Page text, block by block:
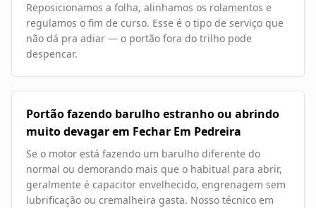
Reposicionamos a folha, alinhamos os rolamentos e
regulamos o fim de curso. Esse é o tipo de serviço que
não dá pra adiar — o portão fora do trilho pode
despencar.
Portão fazendo barulho estranho ou abrindo
muito devagar em Fechar Em Pedreira
Se o motor está fazendo um barulho diferente do
normal ou demorando mais que o habitual para abrir,
geralmente é capacitor envelhecido, engrenagem sem
lubrificação ou cremalheira gasta. Nosso técnico em